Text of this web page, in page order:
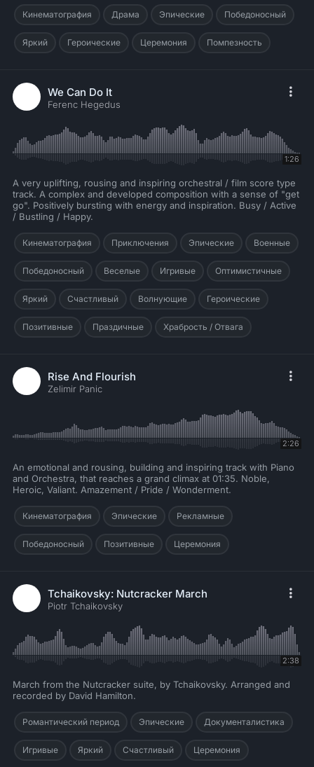
Кинематография Драма Эпические Победоносный
Яркий Героические Церемония Помпезность
We Can Do It
Ferenc Hegedus
1:26
A very uplifting, rousing and inspiring orchestral / film score type
track. A complex and developed composition with a sense of "get
go". Positively bursting with energy and inspiration. Busy / Active
/ Bustling / Happy.
Кинематография Приключения Эпические Военные
Победоносный Веселые Игривые Оптимистичные
Яркий Счастливый Волнующие Героические
Позитивные Праздичные Храбрость / Отвага
Rise And Flourish
Zelimir Panic
2:26
An emotional and rousing, building and inspiring track with Piano
and Orchestra, that reaches a grand climax at 01:35. Noble,
Heroic, Valiant. Amazement / Pride / Wonderment.
Кинематография Эпические Рекламные
Победоносный Позитивные Церемония
Tchaikovsky: Nutcracker March
Piotr Tchaikovsky
2:38
March from the Nutcracker suite, by Tchaikovsky. Arranged and
recorded by David Hamilton.
Романтический период Эпические Документалистика
Игривые Яркий Счастливый Церемония